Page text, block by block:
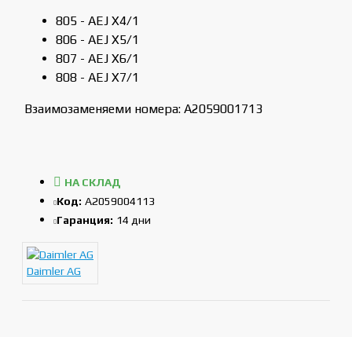
805 - AEJ X4/1
806 - AEJ X5/1
807 - AEJ X6/1
808 - AEJ X7/1
Взаимозаменяеми номера: A2059001713
НА СКЛАД
Код: A2059004113
Гаранция: 14 дни
Daimler AG